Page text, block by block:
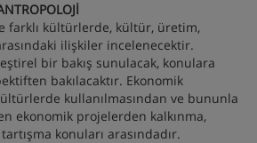
farklı kültürlerde, kültür, üretim,
ilişkiler incelenecektir.
bir bakış sunulacak, konulara
bakılacaktır. Ekonomik
kullanılmasından ve bununla
ekonomik projelerden kalkınma,
konuları arasındadır.